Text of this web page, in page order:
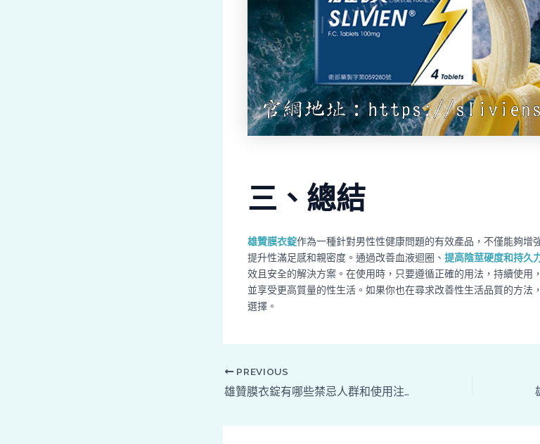
三、總結
雄贊膜衣錠作為一種針對男性性健康問題的有效產品，不僅能夠增
提升性滿足感和親密度。通過改善血液迴圈、 提高陰莖硬度和持久
效且安全的解決方案。在使用時，只要遵循正確的用法，持續使用
並享受更高質量的性生活。如果你也在尋求改善性生活品質的方法
選擇。
PREVIOUS
雄贊膜衣錠有哪些禁忌人群和使用注意事項？